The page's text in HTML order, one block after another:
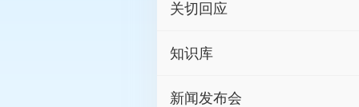
关切回应
知识库
新闻发布会